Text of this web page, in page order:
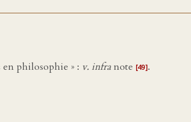
philosophie » : v. infra note [49].